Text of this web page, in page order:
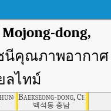
Mojong-dong,
นีคุณภาพอากาศ
ลไทม์
Baekseong-dong,
백석동 충남